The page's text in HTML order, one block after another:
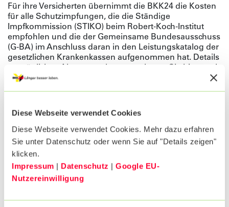
Diese Webseite verwendet Cookies
Diese Webseite verwendet Cookies. Mehr dazu erfahren
Sie unter Datenschutz oder wenn Sie auf "Details zeigen"
klicken.
Impressum | Datenschutz | Google EU-
Nutzereinwilligung
Für ihre Versicherten übernimmt die BKK24 die Kosten
für alle Schutzimpfungen, die die Ständige
Impfkommission (STIKO) beim Robert-Koch-Institut
empfohlen und die der Gemeinsame Bundesausschuss
(G-BA) im Anschluss daran in den Leistungskatalog der
gesetzlichen Krankenkassen aufgenommen hat. Details
zu möglichen Altersvorgaben entnehmen Sie bitte auch
denaktuellen STIKO-Empfehlungen.
Cholera
Diphtherie
Frühsommer-Meningoenzephalitis (FSME)
Gelbfieber
Haemophilus influenza b (Hib)
Hepatitis A
Hepatitis B